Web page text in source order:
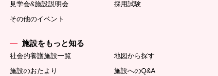
見学会&施設説明会
採用試験
その他のイベント
施設をもっと知る
社会的養護施設一覧
地図から探す
施設のおたより
施設へのQ&A